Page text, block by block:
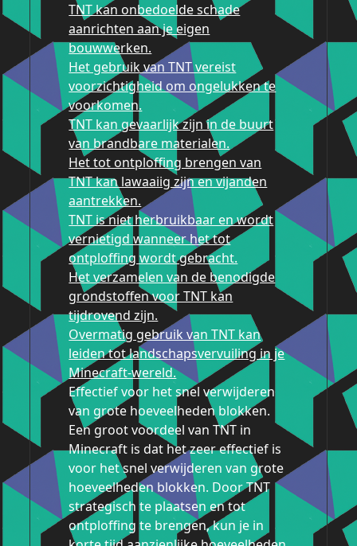
TNT kan onbedoelde schade
aanrichten aan je eigen
bouwwerken.
Het gebruik van TNT vereist
voorzichtigheid om ongelukken te
voorkomen.
TNT kan gevaarlijk zijn in de buurt
van brandbare materialen.
Het tot ontploffing brengen van
TNT kan lawaaiig zijn en vijanden
aantrekken.
TNT is niet herbruikbaar en wordt
vernietigd wanneer het tot
ontploffing wordt gebracht.
Het verzamelen van de benodigde
grondstoffen voor TNT kan
tijdrovend zijn.
Overmatig gebruik van TNT kan
leiden tot landschapsvervuiling in je
Minecraft-wereld.
Effectief voor het snel verwijderen
van grote hoeveelheden blokken.
Een groot voordeel van TNT in
Minecraft is dat het zeer effectief is
voor het snel verwijderen van grote
hoeveelheden blokken. Door TNT
strategisch te plaatsen en tot
ontploffing te brengen, kun je in